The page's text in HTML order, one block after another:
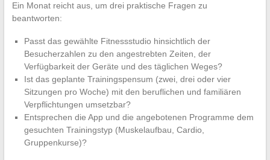
Ein Monat reicht aus, um drei praktische Fragen zu
beantworten:
Passt das gewählte Fitnessstudio hinsichtlich der
Besucherzahlen zu den angestrebten Zeiten, der
Verfügbarkeit der Geräte und des täglichen Weges?
Ist das geplante Trainingspensum (zwei, drei oder vier
Sitzungen pro Woche) mit den beruflichen und familiären
Verpflichtungen umsetzbar?
Entsprechen die App und die angebotenen Programme dem
gesuchten Trainingstyp (Muskelaufbau, Cardio,
Gruppenkurse)?